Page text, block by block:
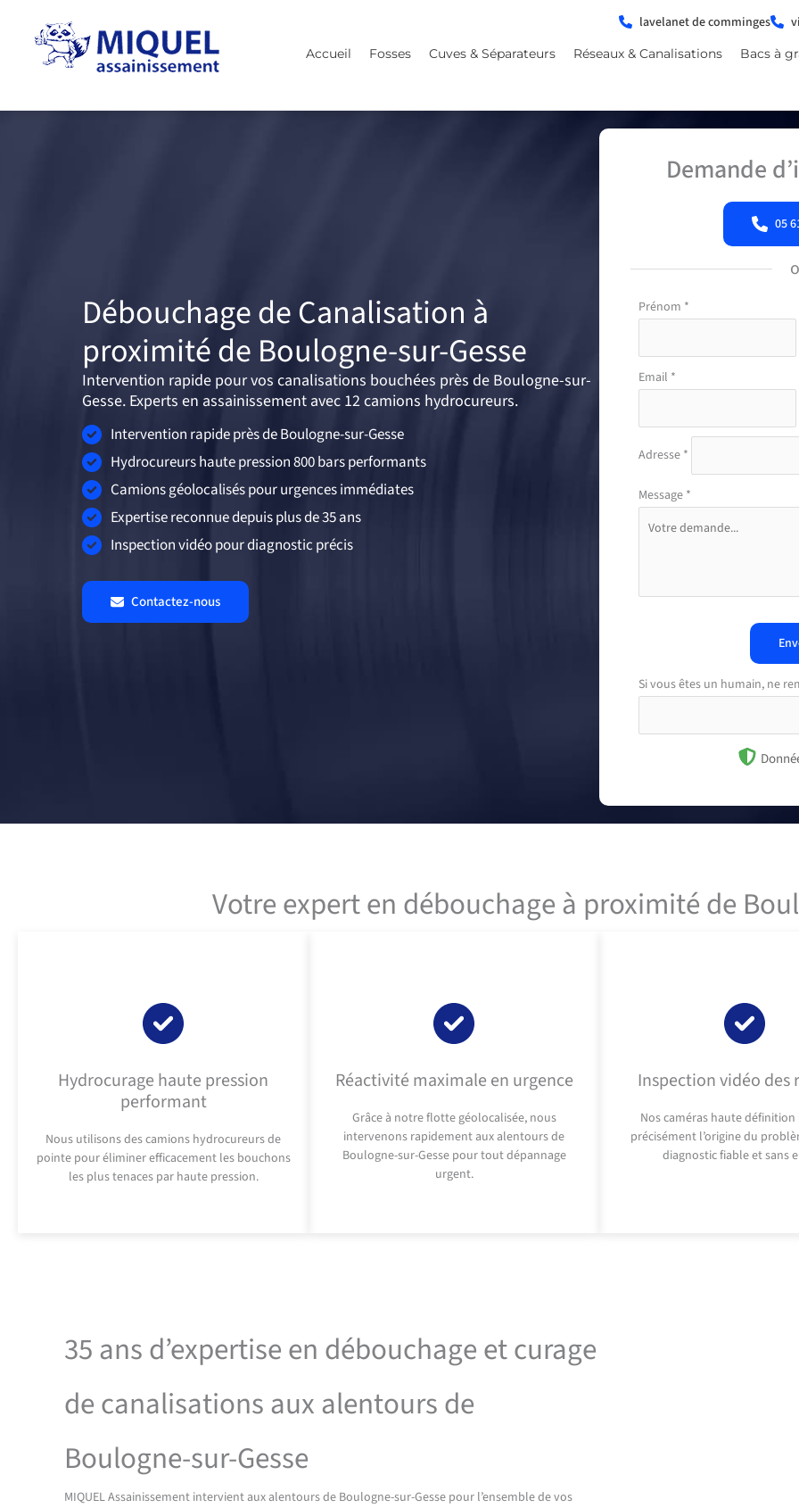
contenu
lavelanet de comminges
Accueil Fosses Cuves & Séparateurs Réseaux & Canalisations Bacs à
Débouchage de Canalisation à
proximité de Boulogne-sur-Gesse
Intervention rapide pour vos canalisations bouchées près de Boulogne-sur-
Gesse. Experts en assainissement avec 12 camions hydrocureurs.
Intervention rapide près de Boulogne-sur-Gesse
Hydrocureurs haute pression 800 bars performants
Camions géolocalisés pour urgences immédiates
Expertise reconnue depuis plus de 35 ans
Inspection vidéo pour diagnostic précis
Contactez-nous
Demande
05
Formulaire
avec
téléphone
Prénom *
Email *
Adresse *
Message *
Si vous êtes un humain, ne
Votre expert en débouchage à proximité de
Hydrocurage haute pression
performant
Nous utilisons des camions hydrocureurs de
pointe pour éliminer efficacement les bouchons
les plus tenaces par haute pression.
Réactivité maximale en urgence
Grâce à notre flotte géolocalisée, nous
intervenons rapidement aux alentours de
Boulogne-sur-Gesse pour tout dépannage
urgent.
Inspection vidéo des
Nos caméras haute
précisément l’origine du
diagnostic fiable et sans
35 ans d’expertise en débouchage et curage
de canalisations aux alentours de
Boulogne-sur-Gesse
MIQUEL Assainissement intervient aux alentours de Boulogne-sur-Gesse pour l’ensemble de vos